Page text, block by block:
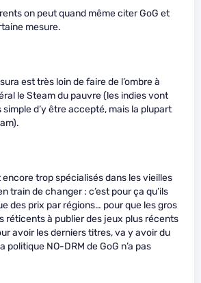
on peut quand même citer GoG et
mesure.
est très loin de faire de l’ombre à
le Steam du pauvre (les indies vont
simple d’y être accepté, mais la plupart
encore trop spécialisés dans les vieilles
train de changer : c’est pour ça qu’ils
des prix par régions… pour que les gros
réticents à publier des jeux plus récents
avoir les derniers titres, va y avoir du
NO-DRM de GoG n’a pas